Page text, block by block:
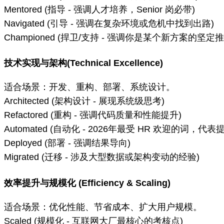
Mentored (指导 - 强调人才培养，Senior 岗必带)
Navigated (引导 - 强调在复杂环境或危机中找到出路)
Championed (捍卫/支持 - 强调你是某个新方案的坚定
技术实现与架构(Technical Excellence)
适合场景：开发、重构、部署、系统设计。
Architected (架构设计 - 展现系统级思考)
Refactored (重构 - 强调代码质量和性能提升)
Automated (自动化 - 2026年最受 HR 欢迎的词，代表
Deployed (部署 - 强调结果导向)
Migrated (迁移 - 涉及大型数据或架构变动的经验)
效率提升与规模化 (Efficiency & Scaling)
适合场景：优化性能、节省成本、扩大用户规模。
Scaled (规模化 - 互联网大厂最核心的考核点)